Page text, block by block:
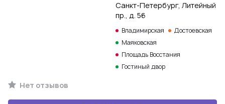
Санкт-Петербург, Литейный
пр., д. 56
Владимирская
Достоевская
Маяковская
Площадь Восстания
Гостиный двор
Нет отзывов